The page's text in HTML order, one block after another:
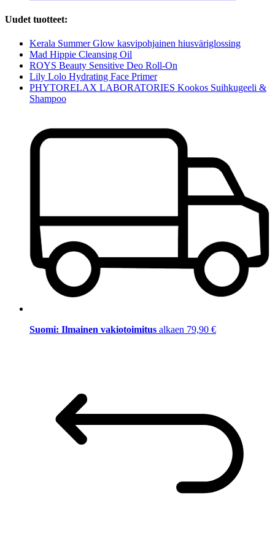
Uudet tuotteet:
Kerala Summer Glow kasvipohjainen hiusväriglossing
Mad Hippie Cleansing Oil
ROYS Beauty Sensitive Deo Roll-On
Lily Lolo Hydrating Face Primer
PHYTORELAX LABORATORIES Kookos Suihkugeeli &
Shampoo
Suomi: Ilmainen vakiotoimitus alkaen 79,90 €